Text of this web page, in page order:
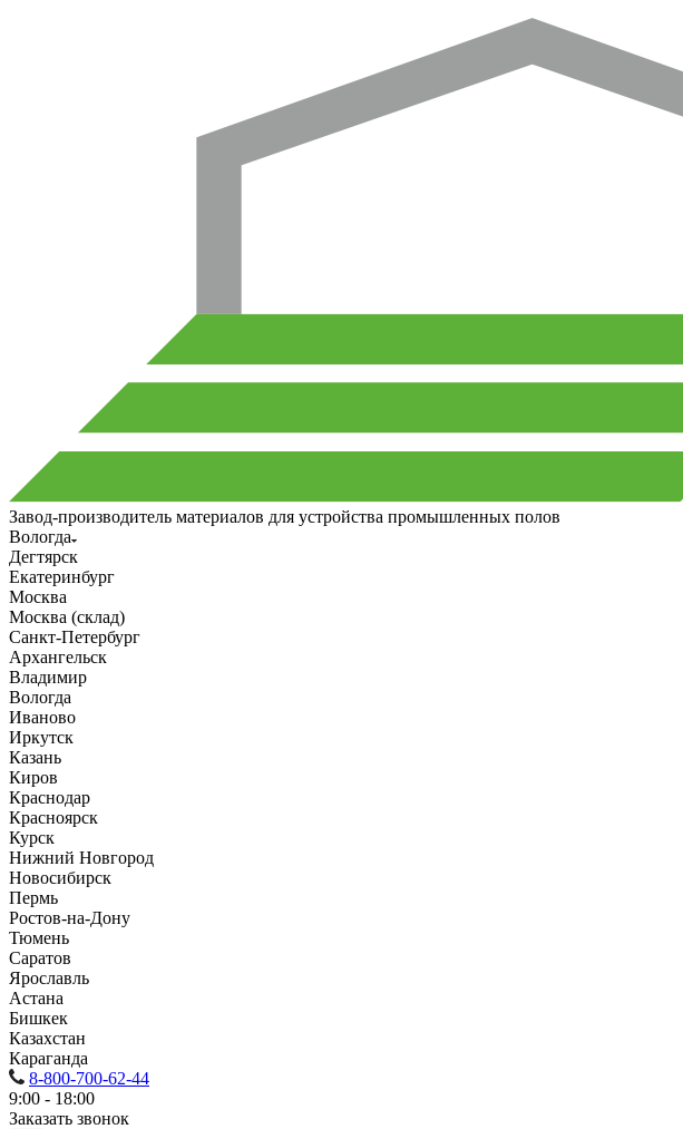
Завод-производитель материалов для устройства промышленных полов
Вологда
Дегтярск
Екатеринбург
Москва
Москва (склад)
Санкт-Петербург
Архангельск
Владимир
Вологда
Иваново
Иркутск
Казань
Киров
Краснодар
Красноярск
Курск
Нижний Новгород
Новосибирск
Пермь
Ростов-на-Дону
Тюмень
Саратов
Ярославль
Астана
Бишкек
Казахстан
Караганда
8-800-700-62-44
9:00 - 18:00
Заказать звонок